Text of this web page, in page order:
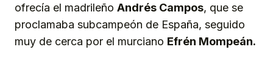
ofrecía el madrileño Andrés Campos, que se
proclamaba subcampeón de España, seguido
muy de cerca por el murciano Efrén Mompeán.